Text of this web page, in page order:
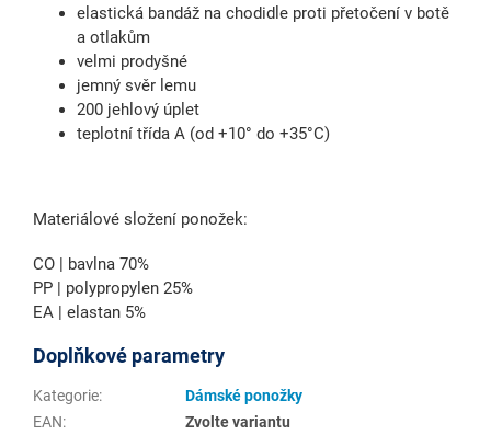
elastická bandáž na chodidle proti přetočení v botě
a otlakům
velmi prodyšné
jemný svěr lemu
200 jehlový úplet
teplotní třída A (od +10° do +35°C)
Materiálové složení ponožek:
CO | bavlna 70%
PP | polypropylen 25%
EA | elastan 5%
Doplňkové parametry
Kategorie:
Dámské ponožky
EAN:
Zvolte variantu